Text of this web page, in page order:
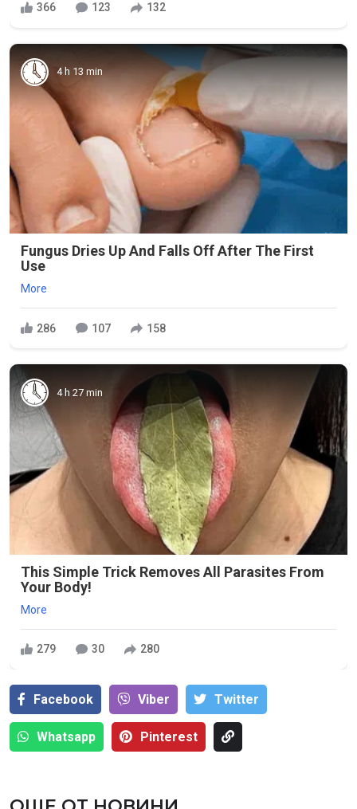
366 123 132
4 h 13 min
Fungus Dries Up And Falls Off After The First
Use
More
286 107 158
4 h 27 min
This Simple Trick Removes All Parasites From
Your Body!
More
279 30 280
Facebook Viber Тwitter
Whatsapp Pinterest